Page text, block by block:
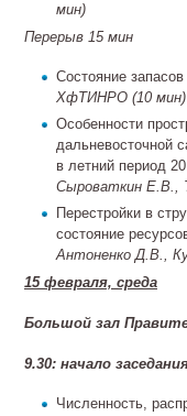
мин)
Перерыв 15 мин
Состояние
ХфТИНРО (10 мин)
Особенности
дальневосточной
в летний период
Сыроваткин Е.В.,
Перестройки в
состояние
Антоненко Д.В.,
15 февраля, среда
Большой зал
9.30: начало
Численность,